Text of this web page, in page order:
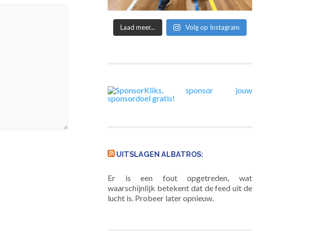
Laad meer... Volg op Instagram
UITSLAGEN ALBATROS:
Er is een fout opgetreden, wat
waarschijnlijk betekent dat de feed uit de
lucht is. Probeer later opnieuw.